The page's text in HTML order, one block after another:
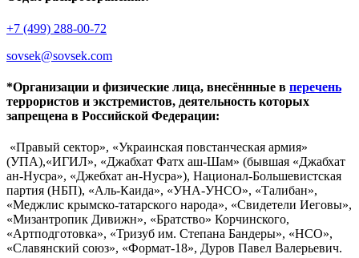
+7 (499) 288-00-72
sovsek@sovsek.com
*Организации и физические лица, внесённные в перечень
террористов и экстремистов, деятельность которых
запрещена в Российской Федерации:
«Правый сектор», «Украинская повстанческая армия»
(УПА),«ИГИЛ», «Джабхат Фатх аш-Шам» (бывшая «Джабхат
ан-Нусра», «Джебхат ан-Нусра»), Национал-Большевистская
партия (НБП), «Аль-Каида», «УНА-УНСО», «Талибан»,
«Меджлис крымско-татарского народа», «Свидетели Иеговы»,
«Мизантропик Дивижн», «Братство» Корчинского,
«Артподготовка», «Тризуб им. Степана Бандеры», «НСО»,
«Славянский союз», «Формат-18», Дуров Павел Валерьевич.